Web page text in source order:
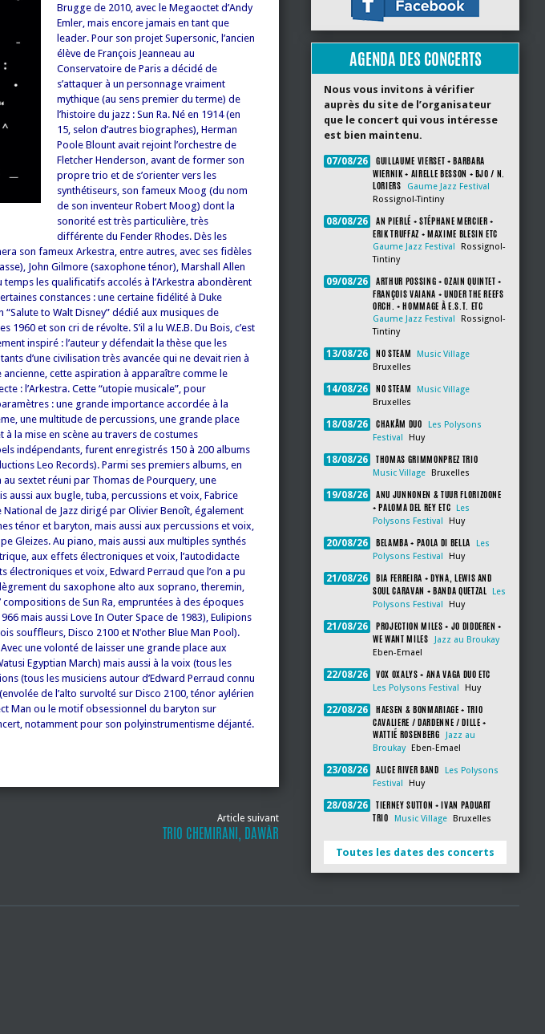
Brugge de 2010, avec le Megaoctet d’Andy
Emler, mais encore jamais en tant que
leader. Pour son projet Supersonic, l’ancien
élève de François Jeanneau au
Conservatoire de Paris a décidé de
s’attaquer à un personnage vraiment
mythique (au sens premier du terme) de
l’histoire du jazz : Sun Ra. Né en 1914 (en
15, selon d’autres biographes), Herman
Poole Blount avait rejoint l’orchestre de
Fletcher Henderson, avant de former son
propre trio et de s’orienter vers les
synthétiseurs, son fameux Moog (du nom
de son inventeur Robert Moog) dont la
sonorité est très particulière, très
différente du Fender Rhodes. Dès les
son fameux Arkestra, entre autres, avec ses fidèles
John Gilmore (saxophone ténor), Marshall Allen
les qualificatifs accolés à l’Arkestra abondèrent
constances : une certaine fidélité à Duke
to Walt Disney” dédié aux musiques de
et son cri de révolte. S’il a lu W.E.B. Du Bois, c’est
inspiré : l’auteur y défendait la thèse que les
d’une civilisation très avancée qui ne devait rien à
ancienne, cette aspiration à apparaître comme le
: l’Arkestra. Cette “utopie musicale”, pour
: une grande importance accordée à la
une multitude de percussions, une grande place
à la mise en scène au travers de costumes
indépendants, furent enregistrés 150 à 200 albums
Leo Records). Parmi ses premiers albums, en
au sextet réuni par Thomas de Pourquery, une
aux bugle, tuba, percussions et voix, Fabrice
de Jazz dirigé par Olivier Benoît, également
ténor et baryton, mais aussi aux percussions et voix,
Gleizes. Au piano, mais aussi aux multiples synthés
aux effets électroniques et voix, l’autodidacte
électroniques et voix, Edward Perraud que l’on a pu
du saxophone alto aux soprano, theremin,
de Sun Ra, empruntées à des époques
mais aussi Love In Outer Space de 1983), Eulipions
souffleurs, Disco 2100 et N’other Blue Man Pool).
une volonté de laisser une grande place aux
Egyptian March) mais aussi à la voix (tous les
(tous les musiciens autour d’Edward Perraud connu
de l’alto survolté sur Disco 2100, ténor aylérien
Man ou le motif obsessionnel du baryton sur
notamment pour son polyinstrumentisme déjanté.
Article suivant
TRIO CHEMIRANI, DAWÀR
AGENDA DES CONCERTS
Nous vous invitons à vérifier
auprès du site de l’organisateur
que le concert qui vous intéresse
est bien maintenu.
07/08/26
GUILLAUME VIERSET + BARBARA
WIERNIK + AIRELLE BESSON + BJO / N.
LORIERS
Gaume Jazz Festival
Rossignol-Tintiny
08/08/26
AN PIERLÉ + STÉPHANE MERCIER +
ERIK TRUFFAZ + MAXIME BLESIN ETC
Gaume Jazz Festival
Rossignol-
Tintiny
09/08/26
ARTHUR POSSING + OZAIN QUINTET +
FRANÇOIS VAIANA + UNDER THE REEFS
ORCH. + HOMMAGE À E.S.T. ETC
Gaume Jazz Festival
Rossignol-
Tintiny
13/08/26 NO STEAM
Music Village
Bruxelles
14/08/26 NO STEAM
Music Village
Bruxelles
18/08/26 CHAKÂM DUO
Les Polysons
Festival
Huy
18/08/26 THOMAS GRIMMONPREZ TRIO
Music Village Bruxelles
19/08/26
ANU JUNNONEN & TUUR FLORIZOONE
+ PALOMA DEL REY ETC
Les
Polysons Festival
Huy
20/08/26 BELAMBA + PAOLA DI BELLA
Les
Polysons Festival
Huy
21/08/26
BIA FERREIRA + DYNA, LEWIS AND
SOUL CARAVAN + BANDA QUETZAL
Les
Polysons Festival
Huy
21/08/26
PROJECTION MILES + JO DIDDEREN +
WE WANT MILES
Jazz au Broukay
Eben-Emael
22/08/26 VOX OXALYS + ANA VAGA DUO ETC
Les Polysons Festival Huy
22/08/26
HAESEN & BONMARIAGE + TRIO
CAVALIERE / DARDENNE / DILLE +
WATTIÉ ROSENBERG
Jazz au
Broukay
Eben-Emael
23/08/26 ALICE RIVER BAND
Les Polysons
Festival
Huy
28/08/26
TIERNEY SUTTON + IVAN PADUART
TRIO
Music Village Bruxelles
Toutes les dates des concerts